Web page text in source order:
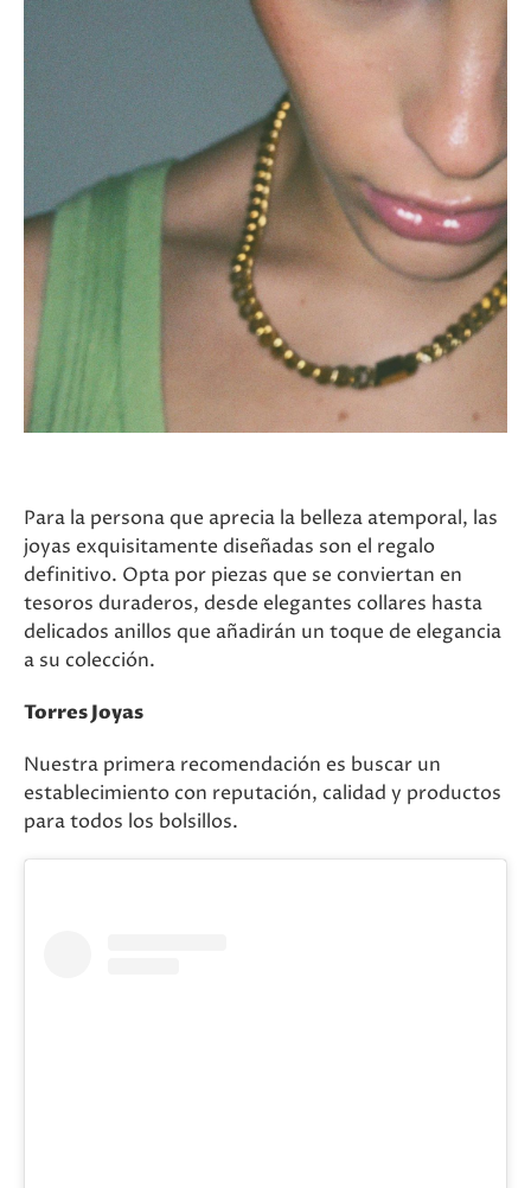
Para la persona que aprecia la belleza atemporal, las
joyas exquisitamente diseñadas son el regalo
definitivo. Opta por piezas que se conviertan en
tesoros duraderos, desde elegantes collares hasta
delicados anillos que añadirán un toque de elegancia
a su colección.
Torres Joyas
Nuestra primera recomendación es buscar un
establecimiento con reputación, calidad y productos
para todos los bolsillos.